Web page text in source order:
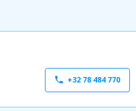
+32 78 484 770